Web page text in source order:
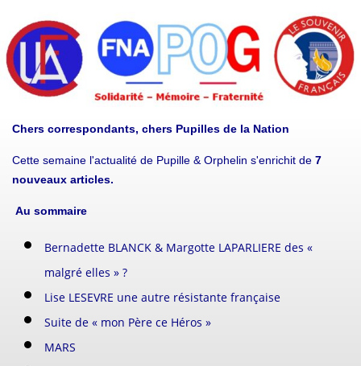
Chers correspondants, chers Pupilles de la Nation
Cette semaine l'actualité de Pupille & Orphelin s'enrichit de 7
nouveaux articles.
Au sommaire
Bernadette BLANCK & Margotte LAPARLIERE des «
malgré elles » ?
Lise LESEVRE une autre résistante française
Suite de « mon Père ce Héros »
MARS